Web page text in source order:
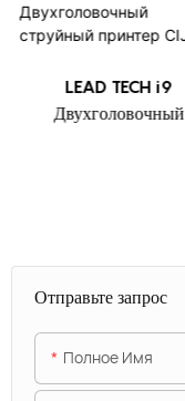
LEAD TECH i9
Двухголовочный
Отправьте запрос
Полное Имя